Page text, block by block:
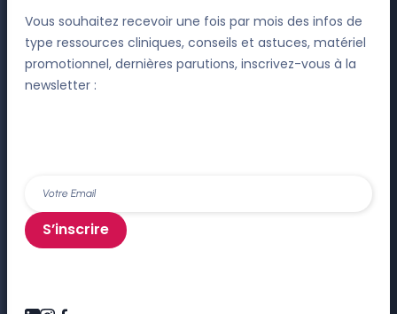
Vous souhaitez recevoir une fois par mois des infos de
type ressources cliniques, conseils et astuces, matériel
promotionnel, dernières parutions, inscrivez-vous à la
newsletter :
S’inscrire